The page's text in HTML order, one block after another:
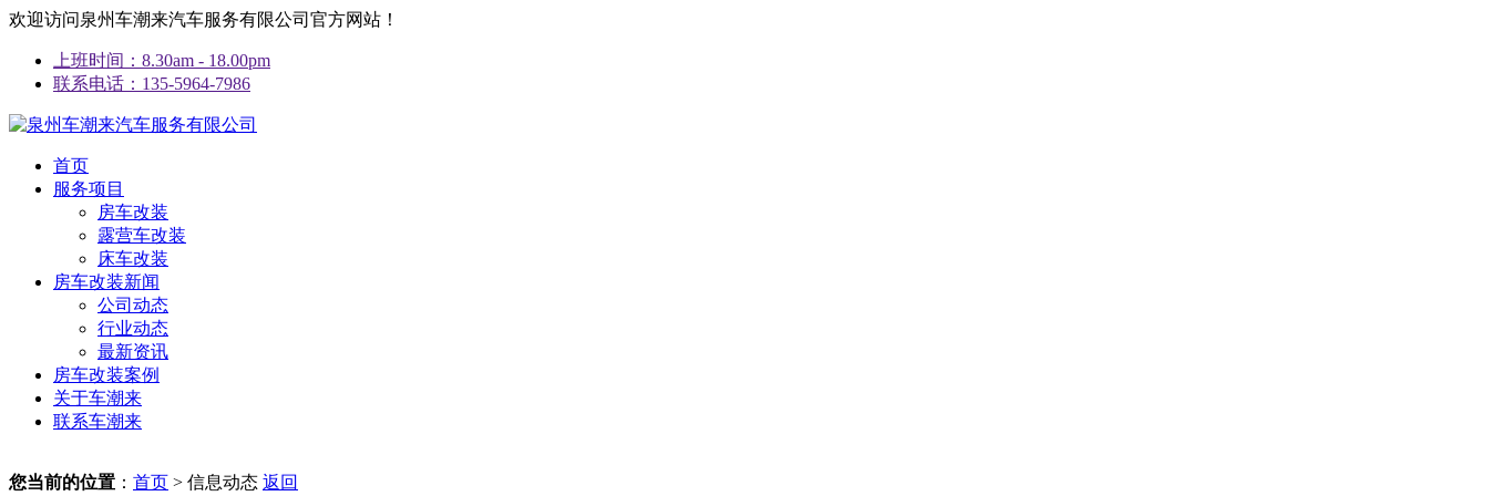
欢迎访问泉州车潮来汽车服务有限公司官方网站！
上班时间：8.30am - 18.00pm
联系电话：135-5964-7986
首页
服务项目
房车改装
露营车改装
床车改装
房车改装新闻
公司动态
行业动态
最新资讯
房车改装案例
关于车潮来
联系车潮来
您当前的位置 ： 首页 > 信息动态 返回